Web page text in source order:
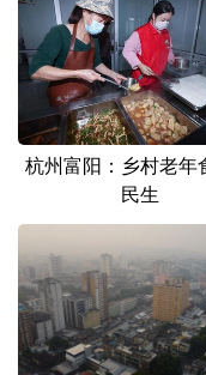
杭州富阳：乡村老年
民生